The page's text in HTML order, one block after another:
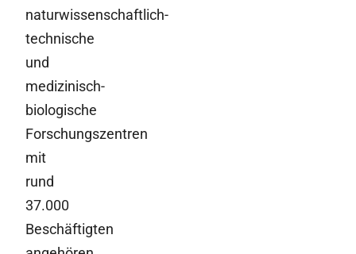
naturwissenschaftlich-
technische
und
medizinisch-
biologische
Forschungszentren
mit
rund
37.000
Beschäftigten